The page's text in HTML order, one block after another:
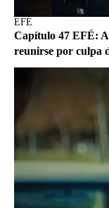
EFÉ
Capítulo 47 EFÉ:
reunirse por culpa